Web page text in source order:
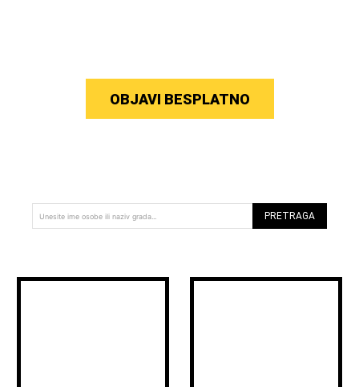
OBJAVI BESPLATNO
Unesite ime osobe ili naziv grada... PRETRAGA